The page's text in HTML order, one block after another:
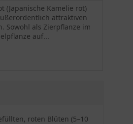
(Japanische Kamelie rot)
attraktiven
Sowohl als Zierpflanze im
auf...
roten Blüten (5–10